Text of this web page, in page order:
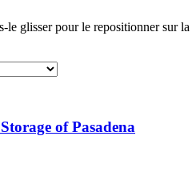
le glisser pour le repositionner sur la
of Pasadena